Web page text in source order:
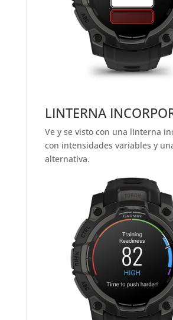
LINTERNA
Ve y se visto con una linterna
con intensidades variables y
alternativa.